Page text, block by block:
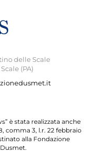
delle Scale
(PA)
è stata realizzata anche
comma 3, l.r. 22 febbraio
alla Fondazione